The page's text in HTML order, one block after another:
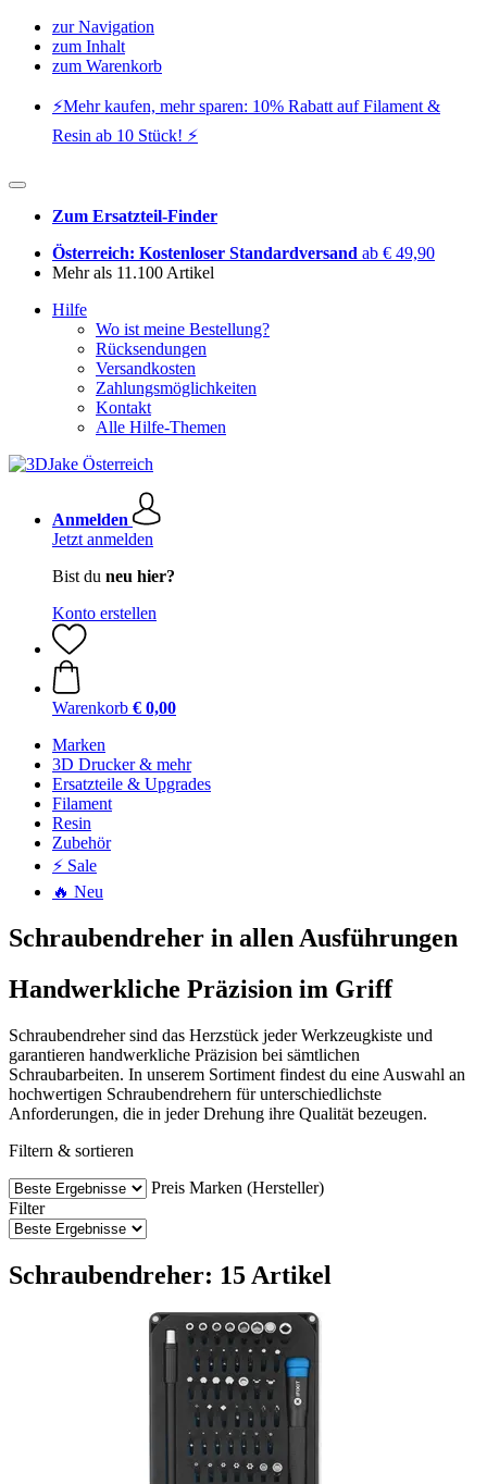
zur Navigation
zum Inhalt
zum Warenkorb
⚡️Mehr kaufen, mehr sparen: 10% Rabatt auf Filament &
Resin ab 10 Stück! ⚡️
Zum Ersatzteil-Finder
Österreich: Kostenloser Standardversand ab € 49,90
Mehr als 11.100 Artikel
Hilfe
Wo ist meine Bestellung?
Rücksendungen
Versandkosten
Zahlungsmöglichkeiten
Kontakt
Alle Hilfe-Themen
Anmelden
Jetzt anmelden
Bist du neu hier?
Konto erstellen
Warenkorb € 0,00
Marken
3D Drucker & mehr
Ersatzteile & Upgrades
Filament
Resin
Zubehör
⚡ Sale
🔥 Neu
Schraubendreher in allen Ausführungen
Handwerkliche Präzision im Griff
Schraubendreher sind das Herzstück jeder Werkzeugkiste und
garantieren handwerkliche Präzision bei sämtlichen
Schraubarbeiten. In unserem Sortiment findest du eine Auswahl an
hochwertigen Schraubendrehern für unterschiedlichste
Anforderungen, die in jeder Drehung ihre Qualität bezeugen.
Filtern & sortieren
Preis Marken (Hersteller)
Filter
Schraubendreher: 15 Artikel